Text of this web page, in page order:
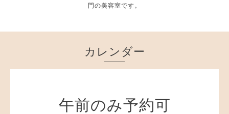
門の美容室です。
カレンダー
午前のみ予約可